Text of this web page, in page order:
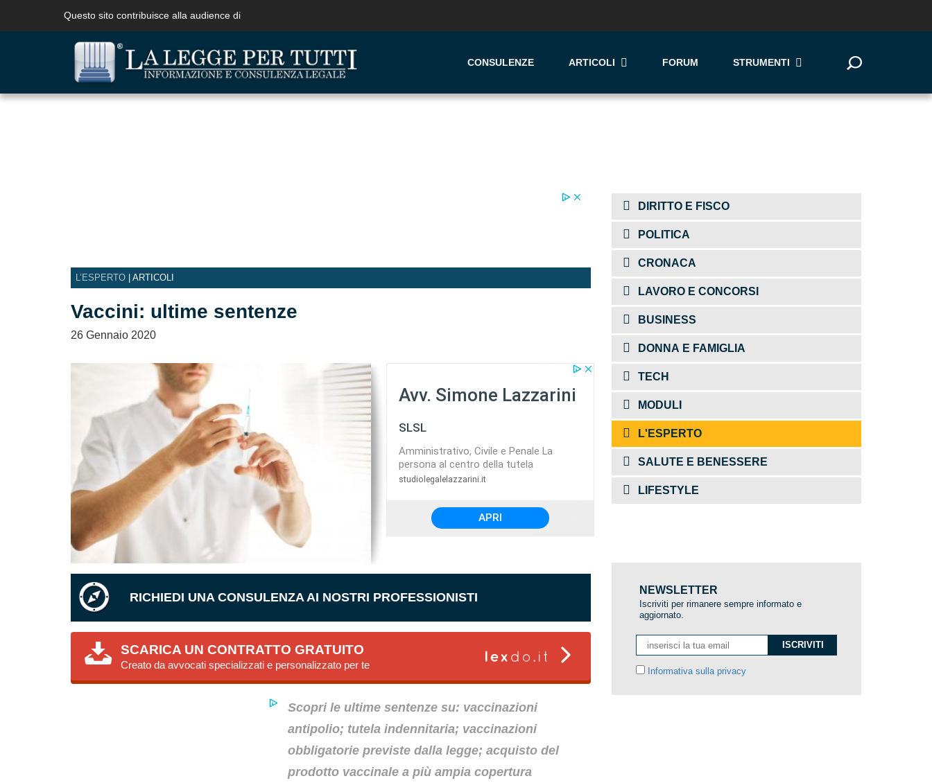
Questo sito contribuisce alla audience di
CONSULENZE ARTICOLI FORUM STRUMENTI
L’ESPERTO | ARTICOLI
Vaccini: ultime sentenze
26 Gennaio 2020
RICHIEDI UNA CONSULENZA AI NOSTRI PROFESSIONISTI
SCARICA UN CONTRATTO GRATUITO
Creato da avvocati specializzati e personalizzato per te
Scopri le ultime sentenze su: vaccinazioni
antipolio; tutela indennitaria; vaccinazioni
obbligatorie previste dalla legge; acquisto del
prodotto vaccinale a più ampia copertura
DIRITTO E FISCO
POLITICA
CRONACA
LAVORO E CONCORSI
BUSINESS
DONNA E FAMIGLIA
TECH
MODULI
L'ESPERTO
SALUTE E BENESSERE
LIFESTYLE
NEWSLETTER
Iscriviti per rimanere sempre informato e
aggiornato.
Informativa sulla privacy